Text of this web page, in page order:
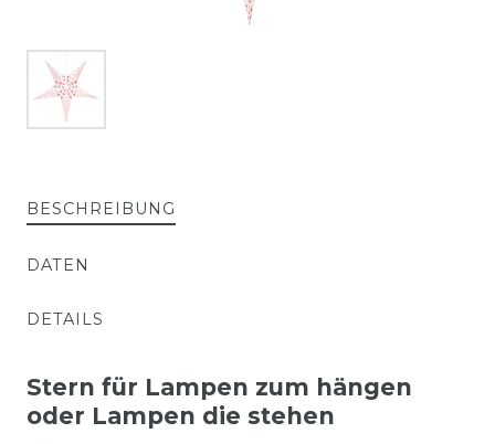
BESCHREIBUNG
DATEN
DETAILS
Stern für Lampen zum hängen
oder Lampen die stehen